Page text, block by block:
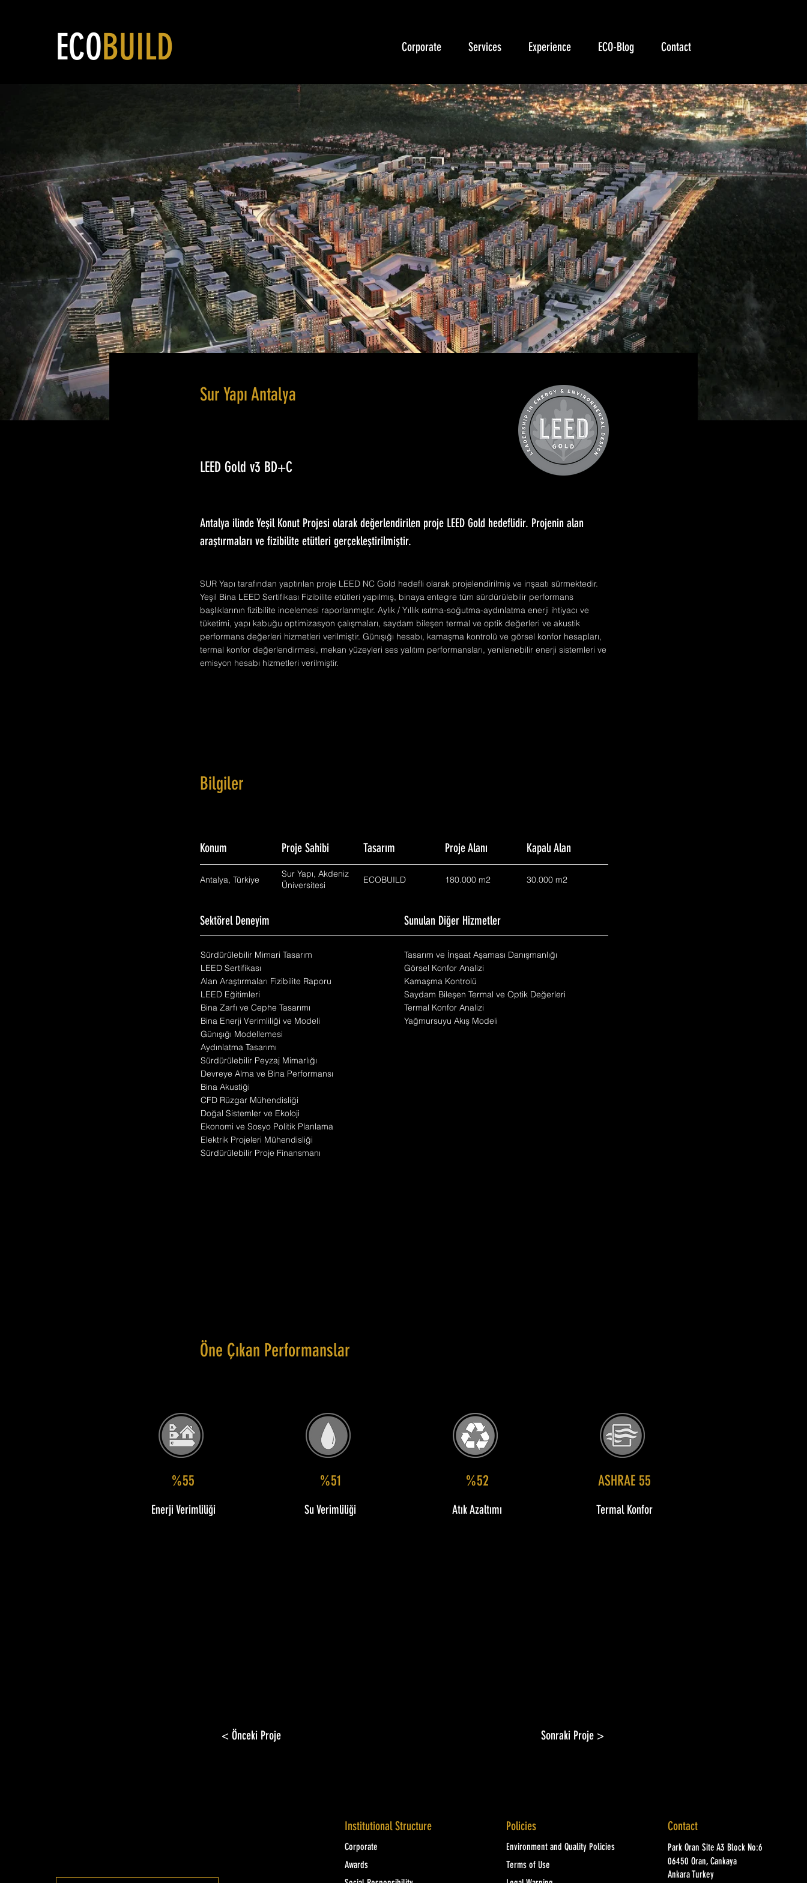
ECOBUILD Corporate Services Experience ECO-Blog Contact
Sur Yapı Antalya
LEED Gold v3 BD+C
Antalya ilinde Yeşil Konut Projesi olarak değerlendirilen proje LEED Gold hedeflidir. Projenin alan
araştırmaları ve fizibilite etütleri gerçekleştirilmiştir.
SUR Yapı tarafından yaptırılan proje LEED NC Gold hedefli olarak projelendirilmiş ve inşaatı sürmektedir.
Yeşil Bina LEED Sertifikası Fizibilite etütleri yapılmış, binaya entegre tüm sürdürülebilir performans
başlıklarının fizibilite incelemesi raporlanmıştır. Aylık / Yıllık ısıtma-soğutma-aydınlatma enerji ihtiyacı ve
tüketimi, yapı kabuğu optimizasyon çalışmaları, saydam bileşen termal ve optik değerleri ve akustik
performans değerleri hizmetleri verilmiştir. Günışığı hesabı, kamaşma kontrolü ve görsel konfor hesapları,
termal konfor değerlendirmesi, mekan yüzeyleri ses yalıtım performansları, yenilenebilir enerji sistemleri ve
emisyon hesabı hizmetleri verilmiştir.
Bilgiler
Konum Proje Sahibi Tasarım Proje Alanı Kapalı Alan
Antalya, Türkiye
Sur Yapı, Akdeniz
Üniversitesi
ECOBUILD 180.000 m2 30.000 m2
Sektörel Deneyim Sunulan Diğer Hizmetler
Sürdürülebilir Mimari Tasarım
LEED Sertifikası
Alan Araştırmaları Fizibilite Raporu
LEED Eğitimleri
Bina Zarfı ve Cephe Tasarımı
Bina Enerji Verimliliği ve Modeli
Günışığı Modellemesi
Aydınlatma Tasarımı
Sürdürülebilir Peyzaj Mimarlığı
Devreye Alma ve Bina Performansı
Bina Akustiği
CFD Rüzgar Mühendisliği
Doğal Sistemler ve Ekoloji
Ekonomi ve Sosyo Politik Planlama
Elektrik Projeleri Mühendisliği
Sürdürülebilir Proje Finansmanı
Tasarım ve İnşaat Aşaması Danışmanlığı
Görsel Konfor Analizi
Kamaşma Kontrolü
Saydam Bileşen Termal ve Optik Değerleri
Termal Konfor Analizi
Yağmursuyu Akış Modeli
Öne Çıkan Performanslar
%55
Enerji Verimliliği
%51
Su Verimliliği
%52
Atık Azaltımı
ASHRAE 55
Termal Konfor
< Önceki Proje Sonraki Proje >
Institutional Structure
Corporate
Awards
Policies
Environment and Quality Policies
Terms of Use
Contact
Park Oran Site A3 Block No:6
06450 Oran, Cankaya
Ankara Turkey